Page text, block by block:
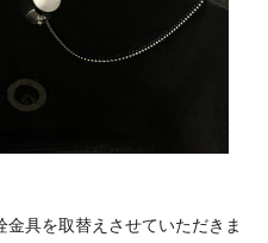
具を取替えさせていただきま